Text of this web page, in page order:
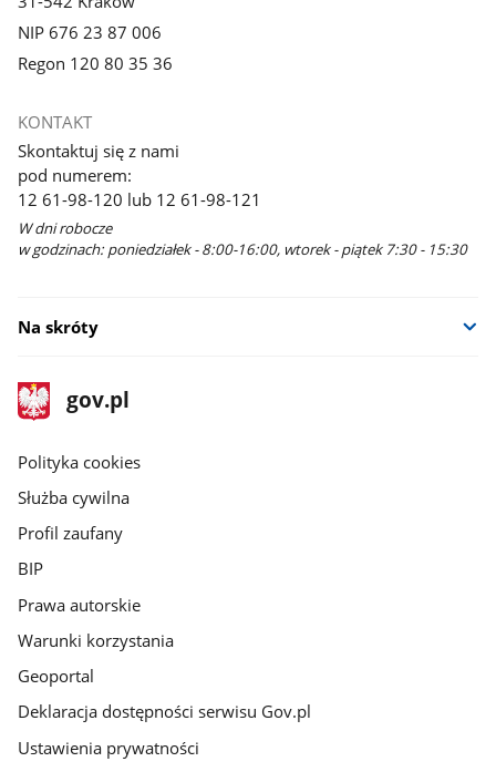
NIP 676 23 87 006
Regon 120 80 35 36
KONTAKT
Skontaktuj się z nami
pod numerem:
12 61-98-120 lub 12 61-98-121
W dni robocze
w godzinach: poniedziałek - 8:00-16:00, wtorek - piątek 7:30 - 15:30
Na skróty
stopka
gov.pl
Strona
gov.pl
gov.pl
Polityka cookies
Służba cywilna
Profil zaufany
BIP
Prawa autorskie
Warunki korzystania
Geoportal
Deklaracja dostępności serwisu Gov.pl
Ustawienia prywatności